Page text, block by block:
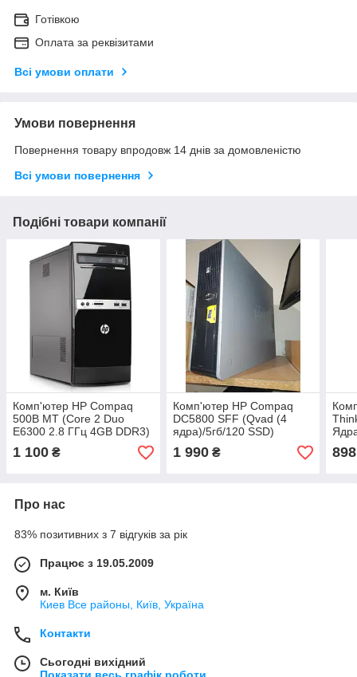
Готівкою
Оплата за реквізитами
Всі умови оплати
Умови повернення
Повернення товару впродовж 14 днів за домовленістю
Всі умови повернення
Подібні товари компанії
Комп'ютер HP Compaq
500B MT (Core 2 Duo
E6300 2.8 ГГц 4GB DDR3)
1 100 ₴
Комп'ютер HP Compaq
DC5800 SFF (Qvad (4
ядра)/5гб/120 SSD)
1 990₴
HDD
898
Про нас
83% позитивних з 7 відгуків за рік
Працює з 19.05.2009
м. Київ
Киев Все районы, Київ, Україна
Контакти
Сьогодні вихідний